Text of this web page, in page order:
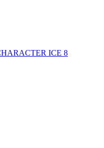
ICE 8